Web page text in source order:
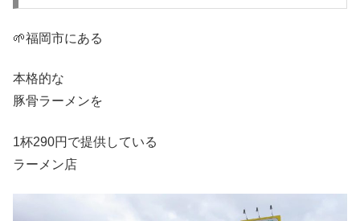
🌱福岡市にある
本格的な
豚骨ラーメンを
1杯290円で提供している
ラーメン店